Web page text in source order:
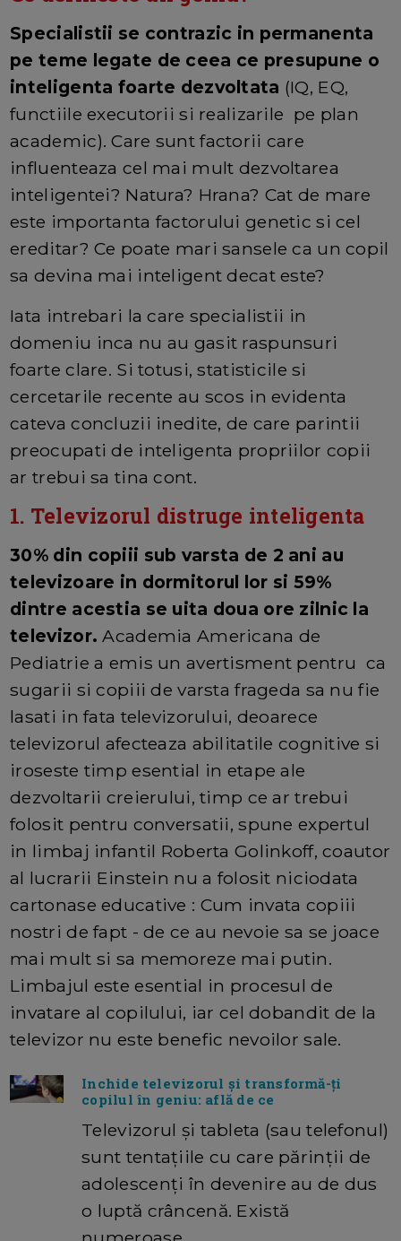
Specialistii se contrazic in permanenta
pe teme legate de ceea ce presupune o
inteligenta foarte dezvoltata (IQ, EQ,
functiile executorii si realizarile pe plan
academic). Care sunt factorii care
influenteaza cel mai mult dezvoltarea
inteligentei? Natura? Hrana? Cat de mare
este importanta factorului genetic si cel
ereditar? Ce poate mari sansele ca un copil
sa devina mai inteligent decat este?
Iata intrebari la care specialistii in
domeniu inca nu au gasit raspunsuri
foarte clare. Si totusi, statisticile si
cercetarile recente au scos in evidenta
cateva concluzii inedite, de care parintii
preocupati de inteligenta propriilor copii
ar trebui sa tina cont.
1. Televizorul distruge inteligenta
30% din copiii sub varsta de 2 ani au
televizoare in dormitorul lor si 59%
dintre acestia se uita doua ore zilnic la
televizor. Academia Americana de
Pediatrie a emis un avertisment pentru ca
sugarii si copiii de varsta frageda sa nu fie
lasati in fata televizorului, deoarece
televizorul afecteaza abilitatile cognitive si
iroseste timp esential in etape ale
dezvoltarii creierului, timp ce ar trebui
folosit pentru conversatii, spune expertul
in limbaj infantil Roberta Golinkoff, coautor
al lucrarii Einstein nu a folosit niciodata
cartonase educative : Cum invata copiii
nostri de fapt - de ce au nevoie sa se joace
mai mult si sa memoreze mai putin.
Limbajul este esential in procesul de
invatare al copilului, iar cel dobandit de la
televizor nu este benefic nevoilor sale.
Inchide televizorul și transformă-ți
copilul în geniu: află de ce
Televizorul și tableta (sau telefonul)
sunt tentațiile cu care părinții de
adolescenți în devenire au de dus
o luptă crâncenă. Există